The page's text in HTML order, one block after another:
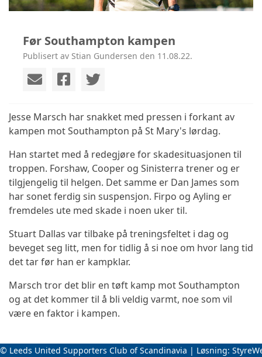
Før Southampton kampen
Publisert av Stian Gundersen den 11.08.22.
Jesse Marsch har snakket med pressen i forkant av
kampen mot Southampton på St Mary's lørdag.
Han startet med å redegjøre for skadesituasjonen til
troppen. Forshaw, Cooper og Sinisterra trener og er
tilgjengelig til helgen. Det samme er Dan James som
har sonet ferdig sin suspensjon. Firpo og Ayling er
fremdeles ute med skade i noen uker til.
Stuart Dallas var tilbake på treningsfeltet i dag og
beveget seg litt, men for tidlig å si noe om hvor lang tid
det tar før han er kampklar.
Marsch tror det blir en tøft kamp mot Southampton
og at det kommer til å bli veldig varmt, noe som vil
være en faktor i kampen.
© Leeds United Supporters Club of Scandinavia | Løsning: